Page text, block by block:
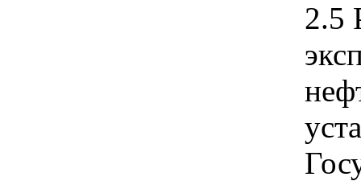
2.5